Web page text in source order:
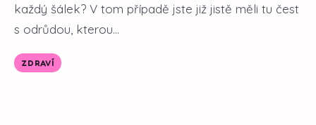
každý šálek? V tom případě jste již jistě měli tu čest
s odrůdou, kterou...
ZDRAVÍ